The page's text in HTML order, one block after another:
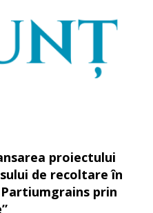
proiectului
de recoltare în
prin